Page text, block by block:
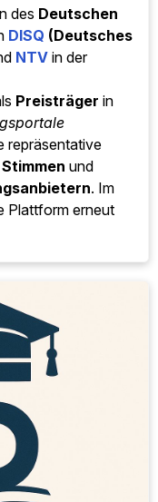
des Deutschen
DISQ (Deutsches
NTV in der
Preisträger in
repräsentative
und
. Im
Plattform erneut